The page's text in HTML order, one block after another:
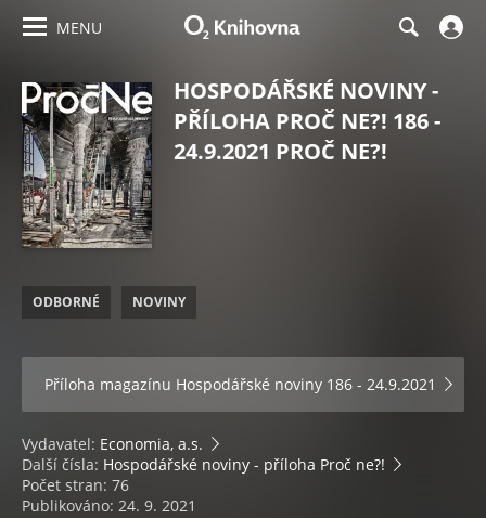
MENU
HOSPODÁŘSKÉ NOVINY -
PŘÍLOHA PROČ NE?! 186 -
24.9.2021 PROČ NE?!
ODBORNÉ NOVINY
Příloha magazínu Hospodářské noviny 186 - 24.9.2021
Vydavatel: Economia, a.s.
Další čísla: Hospodářské noviny - příloha Proč ne?!
Počet stran: 76
Publikováno: 24. 9. 2021